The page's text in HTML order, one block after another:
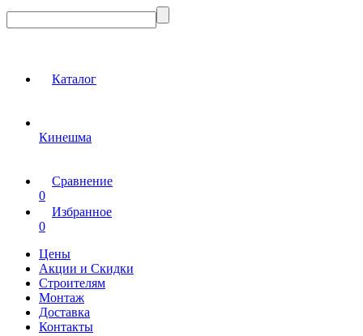
Каталог
Кинешма
Сравнение
0
Избранное
0
Цены
Акции и Скидки
Строителям
Монтаж
Доставка
Контакты